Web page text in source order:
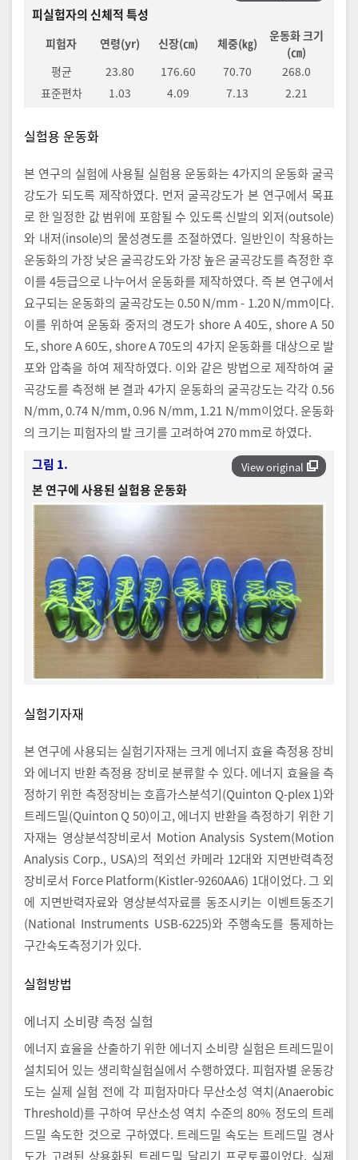
피실험자의 신체적 특성
피험자 연령(yr) 신장(㎝) 체중(㎏)
운동화 크기
(㎝)
평균
23.80 176.60 70.70
268.0
표준편차
1.03 4.09 7.13 2.21
실험용 운동화
본 연구의 실험에 사용될 실험용 운동화는 4가지의 운동화 굴곡
강도가 되도록 제작하였다. 먼저 굴곡강도가 본 연구에서 목표
로 한 일정한 값 범위에 포함될 수 있도록 신발의 외저(outsole)
와 내저(insole)의 물성경도를 조절하였다. 일반인이 착용하는
운동화의 가장 낮은 굴곡강도와 가장 높은 굴곡강도를 측정한 후
이를 4등급으로 나누어서 운동화를 제작하였다. 즉 본 연구에서
요구되는 운동화의 굴곡강도는 0.50 N/mm - 1.20 N/mm이다.
이를 위하여 운동화 중저의 경도가 shore A 40도, shore A 50
도, shore A 60도, shore A 70도의 4가지 운동화를 대상으로 발
포와 압축을 하여 제작하였다. 이와 같은 방법으로 제작하여 굴
곡강도를 측정해 본 결과 4가지 운동화의 굴곡강도는 각각 0.56
N/mm, 0.74 N/mm, 0.96 N/mm, 1.21 N/mm이었다. 운동화
의 크기는 피험자의 발 크기를 고려하여 270 mm로 하였다.
View original
그림 1.
본 연구에 사용된 실험용 운동화
실험기자재
본 연구에 사용되는 실험기자재는 크게 에너지 효율 측정용 장비
와 에너지 반환 측정용 장비로 분류할 수 있다. 에너지 효율을 측
정하기 위한 측정장비는 호흡가스분석기(Quinton Q-plex 1)와
트레드밀(Quinton Q 50)이고, 에너지 반환을 측정하기 위한 기
자재는 영상분석장비로서 Motion Analysis System(Motion
Analysis Corp., USA)의 적외선 카메라 12대와 지면반력측정
장비로서 Force Platform(Kistler-9260AA6) 1대이었다. 그 외
에 지면반력자료와 영상분석자료를 동조시키는 이벤트동조기
(National Instruments USB-6225)와 주행속도를 통제하는
구간속도측정기가 있다.
실험방법
에너지 소비량 측정 실험
에너지 효율을 산출하기 위한 에너지 소비량 실험은 트레드밀이
설치되어 있는 생리학실험실에서 수행하였다. 피험자별 운동강
도는 실제 실험 전에 각 피험자마다 무산소성 역치(Anaerobic
Threshold)를 구하여 무산소성 역치 수준의 80% 정도의 트레
드밀 속도한 것으로 구하였다. 트레드밀 속도는 트레드밀 경사
도가 고려된 상용화된 트레드밀 달리기 프로토콜이었다. 실제